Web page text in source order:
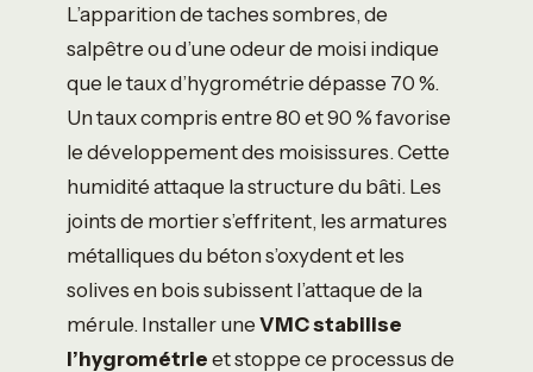
L’apparition de taches sombres, de
salpêtre ou d’une odeur de moisi indique
que le taux d’hygrométrie dépasse 70 %.
Un taux compris entre 80 et 90 % favorise
le développement des moisissures. Cette
humidité attaque la structure du bâti. Les
joints de mortier s’effritent, les armatures
métalliques du béton s’oxydent et les
solives en bois subissent l’attaque de la
mérule. Installer uneVMC stabilise
l’hygrométrieet stoppe ce processus de